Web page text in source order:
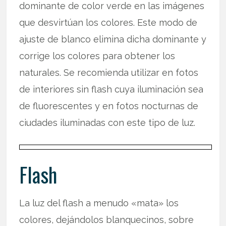
dominante de color verde en las imágenes
que desvirtúan los colores. Este modo de
ajuste de blanco elimina dicha dominante y
corrige los colores para obtener los
naturales. Se recomienda utilizar en fotos
de interiores sin flash cuya iluminación sea
de fluorescentes y en fotos nocturnas de
ciudades iluminadas con este tipo de luz.
Flash
La luz del flash a menudo «mata» los
colores, dejándolos blanquecinos, sobre